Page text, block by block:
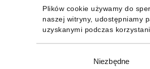
Plików cookie używamy do
naszej witryny, udostępniamy
uzyskanymi podczas
Niezbędne
Pneumatyka
Dom i ogród
montowane w podstawie
pokrywę skręcamy za pomocą
posiadają 11 wycięć które
DANE PRODUKTOWE